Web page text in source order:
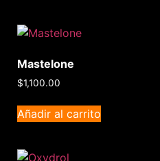
Mastelone
$1,100.00
Añadir al carrito